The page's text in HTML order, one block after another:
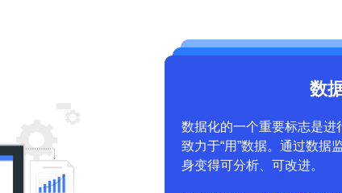
数
数据化的一个重要标志是进
致力于“用”数据。通过数据
身变得可分析、可改进。